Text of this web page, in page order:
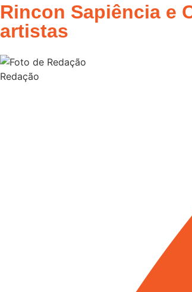
Rincon Sapiência e
artistas
Redação